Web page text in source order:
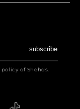
subscribe
of Shehds.